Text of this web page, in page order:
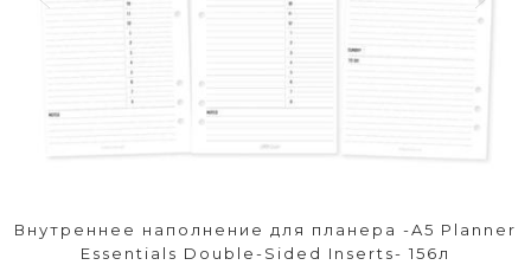
Внутреннее наполнение для планера -A5 Planner
Essentials Double-Sided Inserts- 156л